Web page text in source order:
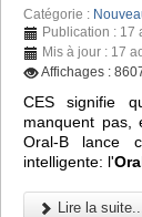
Catégorie :
Publication : 17
Mis à jour : 17
Affichages :
CES signifie
manquent pas,
Oral-B lance
intelligente: l'
Lire la suite...